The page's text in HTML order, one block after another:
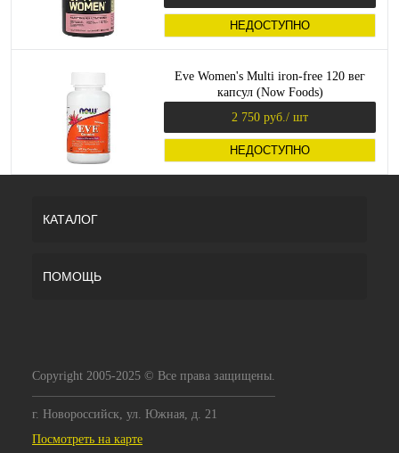
НЕДОСТУПНО
Eve Women's Multi iron-free 120 вег
капсул (Now Foods)
2 750 руб. / шт
НЕДОСТУПНО
КАТАЛОГ
ПОМОЩЬ
Copyright 2005-2025 © Все права защищены.
г. Новороссийск, ул. Южная, д. 21
Посмотреть на карте